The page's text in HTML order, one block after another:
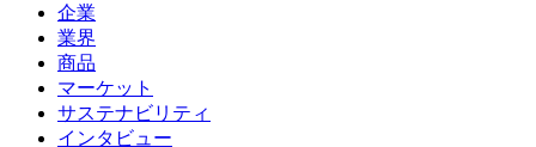
企業
業界
商品
マーケット
サステナビリティ
インタビュー